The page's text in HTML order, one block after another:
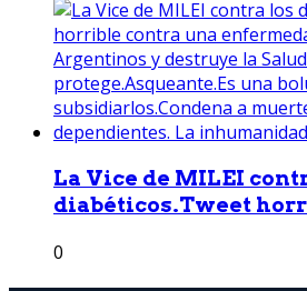
La Vice de MILEI
diabéticos.Tweet
0